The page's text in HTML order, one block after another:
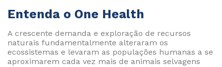
Entenda o One Health
A crescente demanda e exploração de recursos
naturais fundamentalmente alteraram os
ecossistemas e levaram as populações humanas a se
aproximarem cada vez mais de animais selvagens